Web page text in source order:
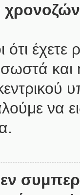
ότι
και
να